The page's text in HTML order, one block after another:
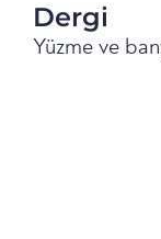
Dergi
Yüzme ve